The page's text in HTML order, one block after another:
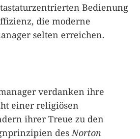
Bedienung
die moderne
selten erreichen.
verdanken ihre
einer religiösen
ihrer Treue zu den
des Norton